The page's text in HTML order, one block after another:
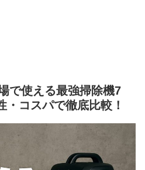
で使える最強掃除機7
・コスパで徹底比較！